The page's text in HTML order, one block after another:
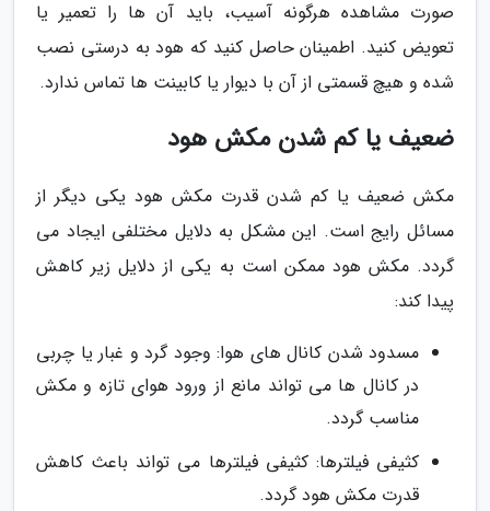
صورت مشاهده هرگونه آسیب، باید آن ها را تعمیر یا
تعویض کنید. اطمینان حاصل کنید که هود به درستی نصب
شده و هیچ قسمتی از آن با دیوار یا کابینت ها تماس ندارد.
ضعیف یا کم شدن مکش هود
مکش ضعیف یا کم شدن قدرت مکش هود یکی دیگر از
مسائل رایج است. این مشکل به دلایل مختلفی ایجاد می
گردد. مکش هود ممکن است به یکی از دلایل زیر کاهش
پیدا کند:
مسدود شدن کانال های هوا: وجود گرد و غبار یا چربی
در کانال ها می تواند مانع از ورود هوای تازه و مکش
مناسب گردد.
کثیفی فیلترها: کثیفی فیلترها می تواند باعث کاهش
قدرت مکش هود گردد.